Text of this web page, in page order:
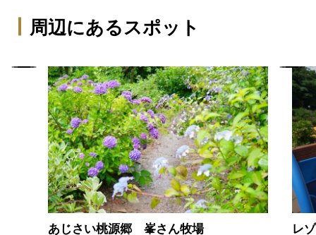
周辺にあるスポット
あじさい桃源郷 峯さん牧場 レ